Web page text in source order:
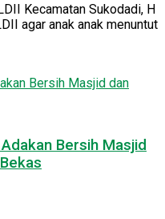
Kecamatan Sukodadi, H
agar anak anak menuntut
Bersih Masjid